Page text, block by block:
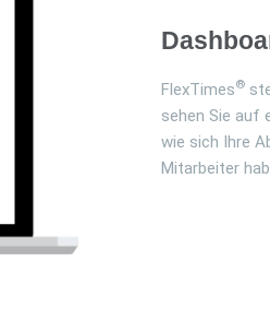
FlexTimes®
sehen Sie auf
wie sich Ihre
Mitarbeiter